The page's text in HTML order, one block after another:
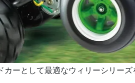
カーとして最適なウィリーシリー